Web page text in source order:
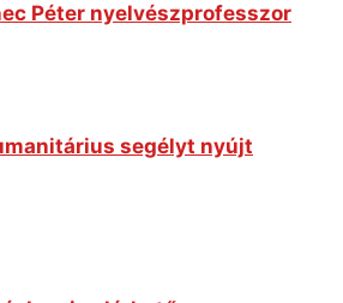
Péter nyelvészprofesszor
segélyt nyújt